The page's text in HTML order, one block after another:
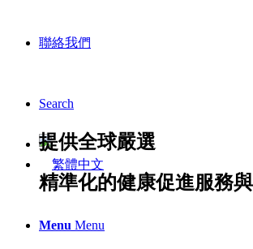
聯絡我們
Search
Menu Menu
提供全球嚴選
精準化的健康促進服務